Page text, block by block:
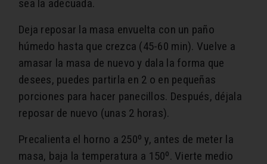
sea la adecuada.
Deja reposar la masa envuelta con un paño
húmedo hasta que crezca (45-60 min). Vuelve a
amasar la masa de nuevo y dala la forma que
desees, puedes partirla en 2 o en pequeñas
porciones para hacer panecillos. Después, déjala
reposar de nuevo (unas 2 horas).
Precalienta el horno a 250º y, antes de meter la
masa, baja la temperatura a 150º. Vierte medio